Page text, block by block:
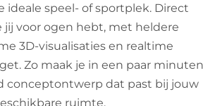
ideale speel- of sportplek. Direct
jij voor ogen hebt, met heldere
3D-visualisaties en realtime
Zo maak je in een paar minuten
conceptontwerp dat past bij jouw
ruimte.